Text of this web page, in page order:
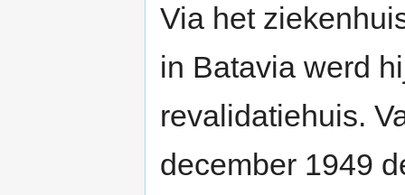
Via het
in Batavia werd
revalidatiehuis.
december 1949